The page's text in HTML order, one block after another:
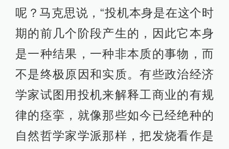
呢？马克思说，“投机本身是在这个时
期的前几个阶段产生的，因此它本身
是一种结果，一种非本质的事物，而
不是终极原因和实质。有些政治经济
学家试图用投机来解释工商业的有规
律的痉挛，就像那些如今已经绝种的
自然哲学家学派那样，把发烧看作是